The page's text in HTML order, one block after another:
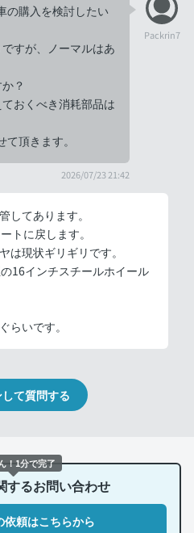
Packrin7
の購入を検討したい
すが、ノーマルはあ
？
おくべき消耗部品は
頂きます。
2026/07/23 21:42
してあります。
トに戻します。
は現状ギリギリです。
16インチスチールホイール
らいです。
て質問する
するお問い合わせ
依頼はこちらから
！1分で完了